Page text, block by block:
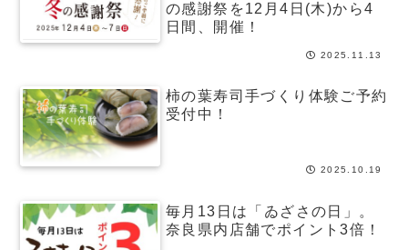
の感謝祭を12月4日(木)から4
日間、開催！
2025.11.13
柿の葉寿司手づくり体験ご予約
受付中！
2025.10.19
毎月13日は「ゐざさの日」。
奈良県内店舗でポイント3倍！